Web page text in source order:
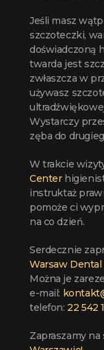
Jeśli masz
szczoteczki,
doświadczoną
twarda jest
zwłaszcza w
używasz
Wystarczy
zęba do
W trakcie
Center
instruktaż
pomoże ci
na co dzień.
Serdecznie
Warsaw Dental
Można je
e-mail:
telefon: 22 542
Zapraszamy